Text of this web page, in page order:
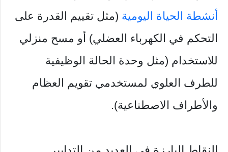
أنشطة الحياة اليومية (مثل تقييم القدرة على
التحكم في الكهرباء العضلي) أو مسح منزلي
للاستخدام (مثل وحدة الحالة الوظيفية
للطرف العلوي لمستخدمي تقويم العظام
والأطراف الاصطناعية).